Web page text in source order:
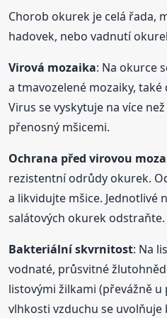
Chorob okurek je celá řada,
hadovek, nebo vadnutí
Virová mozaika: Na okurce
a tmavozelené mozaiky,
Virus se vyskytuje na více
přenosný mšicemi.
Ochrana před virovou
rezistentní odrůdy okurek.
a likvidujte mšice. Jednotlivé
salátových okurek odstraňte.
Bakteriální skvrnitost: Na
vodnaté, průsvitné
listovými žilkami (převážně
vlhkosti vzduchu se